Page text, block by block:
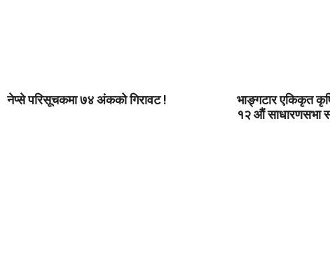
नेप्से परिसूचकमा ७४ अंकको गिरावट !
भाङ्गटार एकिकृत
१२ औं साधारणसभा